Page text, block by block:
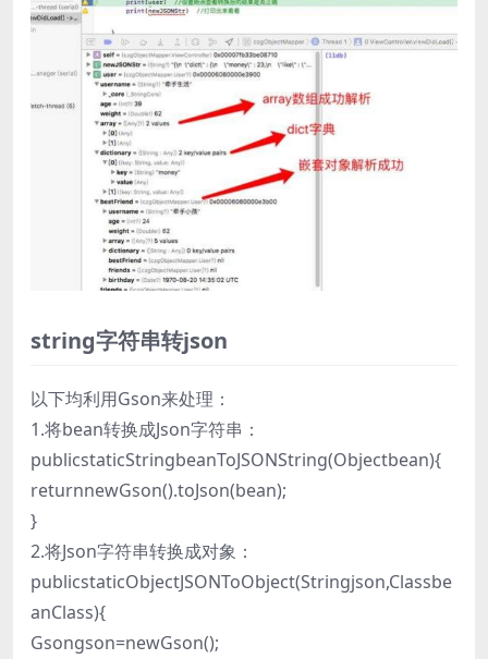
string字符串转json
以下均利用Gson来处理：
1.将bean转换成Json字符串：
publicstaticStringbeanToJSONString(Objectbean){
returnnewGson().toJson(bean);
}
2.将Json字符串转换成对象：
publicstaticObjectJSONToObject(Stringjson,Classbe
anClass){
Gsongson=newGson();